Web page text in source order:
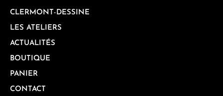
CLERMONT-DESSINE
LES ATELIERS
ACTUALITÉS
BOUTIQUE
PANIER
CONTACT